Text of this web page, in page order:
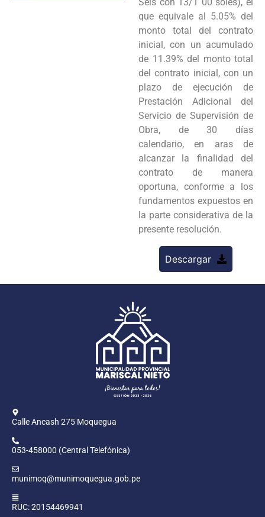
que equivale al 5.05% del
monto total del contrato
inicial, con un acumulado
de 11.39% del monto total
del contrato inicial, con un
plazo de ejecución de
Prestación Adicional del
Servicio de Supervisión de
Obra, de 30 días
calendario, en aras de
alcanzar la finalidad del
contrato de manera
oportuna, conforme a los
fundamentos expuestos en
la parte considerativa de la
presente resolución.
Descargar
Calle Ancash 275 Moquegua
053-458000 (Central Telefónica)
munimoq@munimoquegua.gob.pe
RUC: 20154469941